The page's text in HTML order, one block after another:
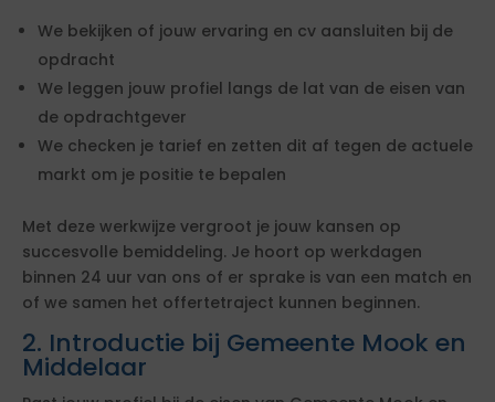
We bekijken of jouw ervaring en cv aansluiten bij de
opdracht
We leggen jouw profiel langs de lat van de eisen van
de opdrachtgever
We checken je tarief en zetten dit af tegen de actuele
markt om je positie te bepalen
Met deze werkwijze vergroot je jouw kansen op
succesvolle bemiddeling. Je hoort op werkdagen
binnen 24 uur van ons of er sprake is van een match en
of we samen het offertetraject kunnen beginnen.
2. Introductie bij Gemeente Mook en
Middelaar